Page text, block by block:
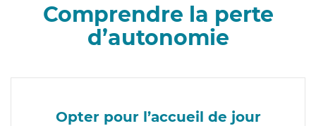
Comprendre la perte
d’autonomie
Opter pour l’accueil de jour